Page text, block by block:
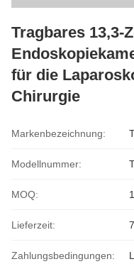
Tragbares 13,3-
für die
Chirurgie
Markenbezeichnung:
Modellnummer:
MOQ:
Lieferzeit:
Zahlungsbedingungen: